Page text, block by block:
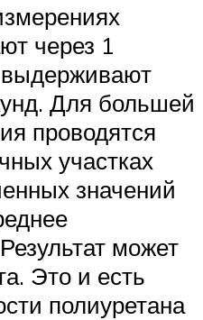
через 1
Для большей
проводятся
участках
значений
может
Это и есть
полиуретана